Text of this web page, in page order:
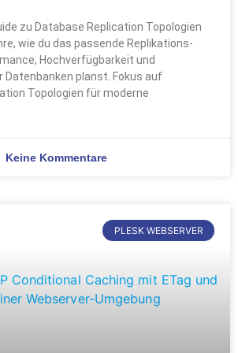
zu Database Replication Topologien
wie du das passende Replikations-
Hochverfügbarkeit und
Datenbanken planst. Fokus auf
Topologien für moderne
Keine Kommentare
PLESK WEBSERVER